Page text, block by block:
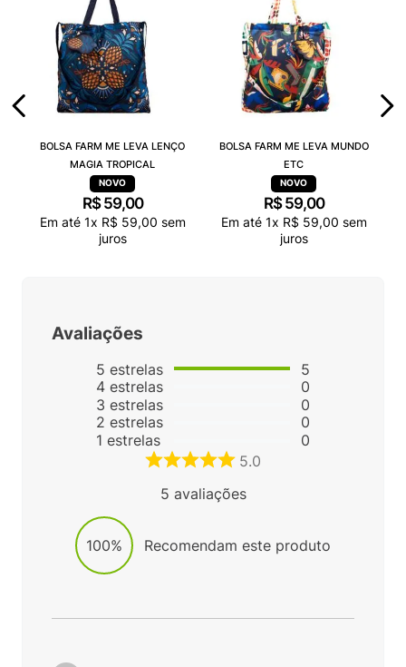
BOLSA FARM ME LEVA LENÇO
MAGIA TROPICAL
R$ 59,00
Em até 1x R$ 59,00 sem
juros
BOLSA FARM ME LEVA MUNDO
ETC
R$ 59,00
Em até 1x R$ 59,00 sem
juros
Avaliações
5 estrelas
4 estrelas
3 estrelas
2 estrelas
1 estrelas
5
0
0
0
0
5.0
5 avaliações
100% Recomendam este produto